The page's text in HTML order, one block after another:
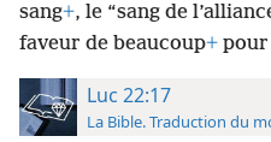
sang+, le “sang de
faveur de beaucoup+ pour
Luc 22:17
La Bible. Traduction du